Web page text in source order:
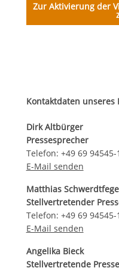
Zur Aktivierung der
Kontaktdaten unseres
Dirk Altbürger
Pressesprecher
Telefon: +49 69 94545-
E-Mail senden
Matthias
Stellvertretender
Telefon: +49 69 94545-
E-Mail senden
Angelika Bieck
Stellvertretende